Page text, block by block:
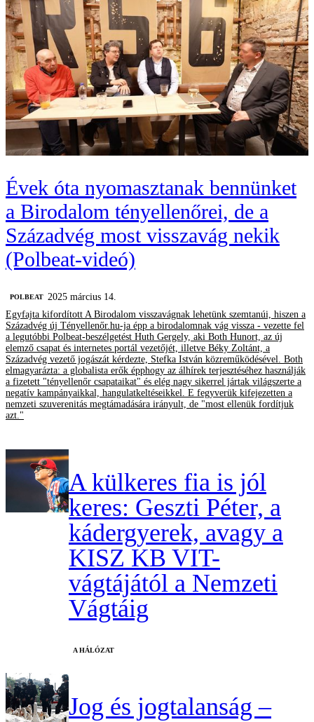
Évek óta nyomasztanak bennünket
a Birodalom tényellenőrei, de a
Századvég most visszavág nekik
(Polbeat-videó)
‎POLBEAT
2025 március 14.
Egyfajta kifordított A Birodalom visszavágnak lehetünk szemtanúi, hiszen a
Századvég új Tényellenőr.hu-ja épp a birodalomnak vág vissza - vezette fel
a legutóbbi Polbeat-beszélgetést Huth Gergely, aki Both Hunort, az új
elemző csapat és internetes portál vezetőjét, illetve Béky Zoltánt, a
Századvég vezető jogászát kérdezte, Stefka István közreműködésével. Both
elmagyarázta: a globalista erők épphogy az álhírek terjesztéséhez használják
a fizetett "tényellenőr csapataikat" és elég nagy sikerrel jártak világszerte a
negatív kampányaikkal, hangulatkeltéseikkel. E fegyverük kifejezetten a
nemzeti szuverenitás megtámadására irányult, de "most ellenük fordítjuk
azt."
A külkeres fia is jól
keres: Geszti Péter, a
kádergyerek, avagy a
KISZ KB VIT-
vágtájától a Nemzeti
Vágtáig
A HÁLÓZAT
Jog és jogtalanság –